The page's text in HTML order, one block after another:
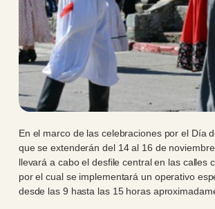
En el marco de las celebraciones por el Día
que se extenderán del 14 al 16 de
llevará a cabo el desfile central en las calles
por el cual se implementará un operativo
desde las 9 hasta las 15 horas